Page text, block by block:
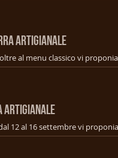
ARTIGIANALE
ARTIGIANALE